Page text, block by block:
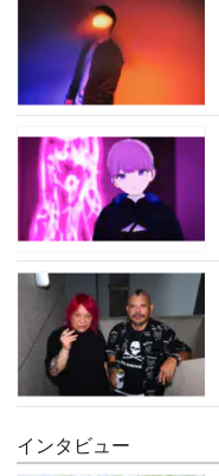
インタビュー